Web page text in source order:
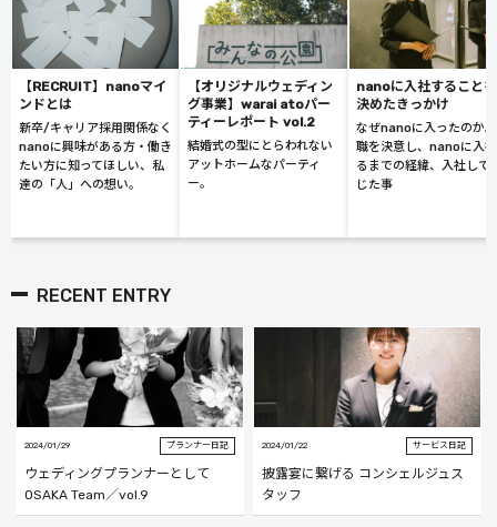
【RECRUIT】nanoマイ
ンドとは
新卒/キャリア採用関係なく
nanoに興味がある方・働き
たい方に知ってほしい、私
達の「人」への想い。
【オリジナルウェディン
グ事業】warai atoパー
ティーレポート vol.2
結婚式の型にとらわれない
アットホームなパーティ
ー。
nanoに入社することを
決めたきっかけ
なぜnanoに入ったのか
職を決意し、nanoに入
るまでの経緯、入社して
じた事
RECENT ENTRY
2024/01/29 プランナー日記
ウェディングプランナーとして
OSAKA Team／vol.9
2024/01/22 サービス日記
披露宴に繋げる コンシェルジュス
タッフ